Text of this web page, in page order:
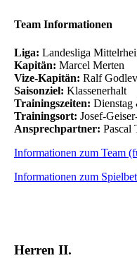
Team Informationen
Liga: Landesliga
Kapitän: Marcel Merten
Vize-Kapitän: Ralf
Saisonziel: Klassenerhalt
Trainingszeiten: Dienstag
Trainingsort: Josef-
Ansprechpartner: Pascal
Informationen zum Team
Informationen zum
Herren II.